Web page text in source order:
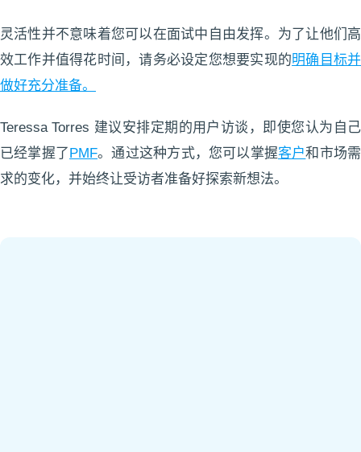
灵活性并不意味着您可以在面试中自由发挥。为了让他们高
效工作并值得花时间，请务必设定您想要实现的明确目标并
做好充分准备。
Teressa Torres 建议安排定期的用户访谈，即使您认为自己
已经掌握了PMF。通过这种方式，您可以掌握客户和市场需
求的变化，并始终让受访者准备好探索新想法。